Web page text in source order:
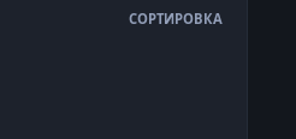
СОРТИРОВКА